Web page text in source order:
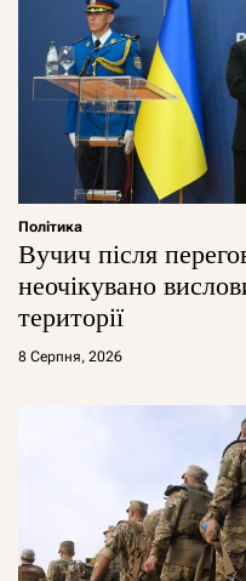
Політика
Вучич після
неочікувано
території
8 Серпня, 2026